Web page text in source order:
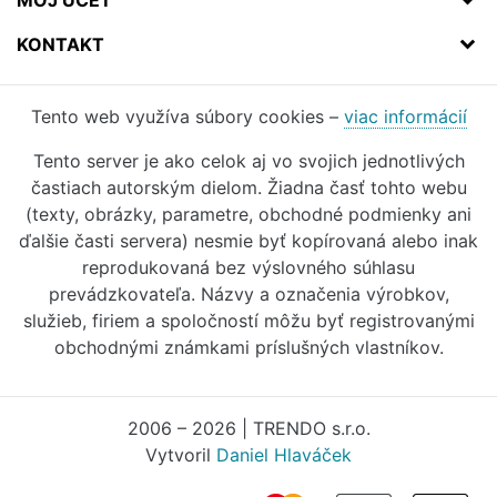
KONTAKT
Tento web využíva súbory cookies – viac informácií
Tento server je ako celok aj vo svojich jednotlivých
častiach autorským dielom. Žiadna časť tohto webu
(texty, obrázky, parametre, obchodné podmienky ani
ďalšie časti servera) nesmie byť kopírovaná alebo inak
reprodukovaná bez výslovného súhlasu
prevádzkovateľa. Názvy a označenia výrobkov,
služieb, firiem a spoločností môžu byť registrovanými
obchodnými známkami príslušných vlastníkov.
2006 – 2026 | TRENDO s.r.o.
Vytvoril Daniel Hlaváček